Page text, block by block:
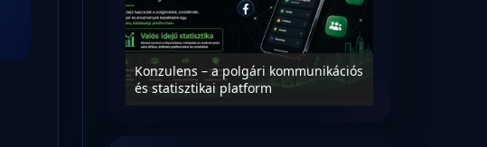
Konzulens – a polgári kommunikációs
és statisztikai platform